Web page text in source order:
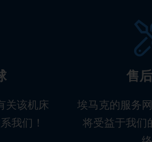
关该机床
我们！
售
埃马克的服务
将受益于我们